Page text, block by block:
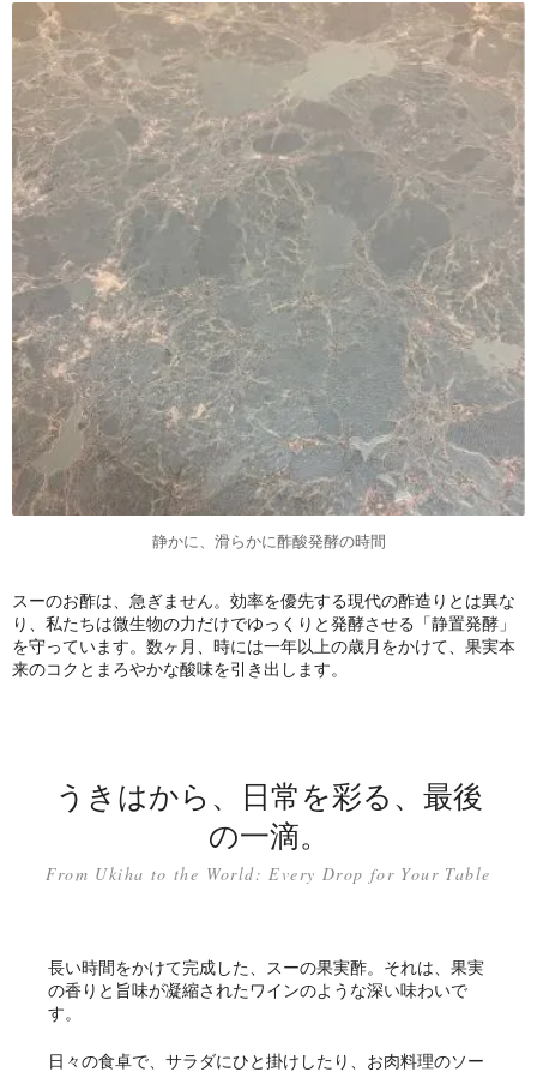
静かに、滑らかに酢酸発酵の時間
スーのお酢は、急ぎません。効率を優先する現代の酢造りとは異な
り、私たちは微生物の力だけでゆっくりと発酵させる「静置発酵」
を守っています。数ヶ月、時には一年以上の歳月をかけて、果実本
来のコクとまろやかな酸味を引き出します。
うきはから、日常を彩る、最後
の一滴。
From Ukiha to the World: Every Drop for Your Table
長い時間をかけて完成した、スーの果実酢。それは、果実
の香りと旨味が凝縮されたワインのような深い味わいで
す。
日々の食卓で、サラダにひと掛けしたり、お肉料理のソー